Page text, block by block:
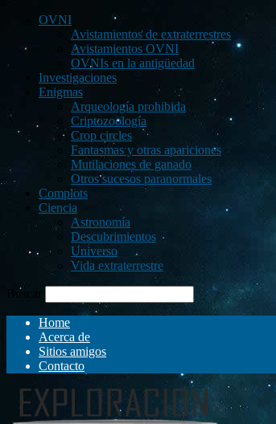
OVNI
Avistamientos de extraterrestres
Avistamientos OVNI
OVNIs en la antigüedad
Investigaciones
Enigmas
Arqueología prohibida
Criptozoología
Crop circles
Fantasmas y otras apariciones
Mutilaciones de ganado
Otros sucesos paranormales
Complots
Ciencia
Astronomía
Descubrimientos
Universo
Vida extraterrestre
Buscar
Home
Acerca de
Sitios amigos
Contacto